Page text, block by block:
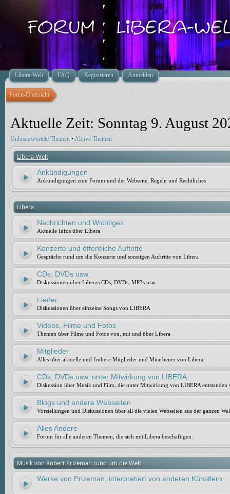
Libera-Welt FAQ Registrieren Anmelden
Foren-Übersicht
Aktuelle Zeit: Sonntag 9. August
Unbeantwortete Themen •Aktive Themen
Libera-Welt
Ankündigungen
Ankündigungen zum Forum und der Webseite, Regeln und Rechtliches
Libera
Nachrichten und Wichtiges
Aktuelle Infos über Libera
Konzerte und öffentliche Auftritte
Gespräche rund um die Konzerte und sonstigen Auftritte von Libera
CDs, DVDs usw.
Diskussionen über Liberas CDs, DVDs, MP3s usw.
Lieder
Diskussionen über einzelne Songs von LIBERA
Videos, Filme und Fotos
Themen über Filme und Fotos von, mit und über Libera
Mitglieder
Alles über aktuelle und frühere Mitglieder und Mitarbeiter von Libera
CDs, DVDs usw. unter Mitwirkung von LIBERA
Diskussion über Musik und Film, die unter Mitwirkung von LIBERA entstanden
Blogs und andere Webseiten
Vorstellungen und Diskussionen über all die vielen Webseiten aus der ganzen
Alles Andere
Forum für alle anderen Themen, die sich mit Libera beschäftigen.
Musik von Robert Prizeman rund um die Welt
Werke von Prizeman, interpretiert von anderen Künstlern